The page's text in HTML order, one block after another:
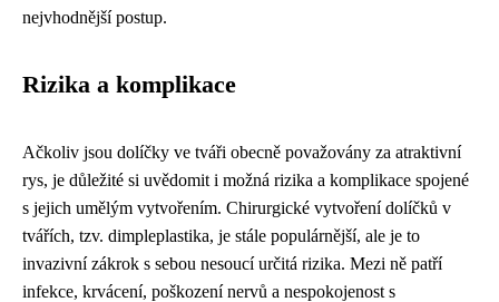
nejvhodnější postup.
Rizika a komplikace
Ačkoliv jsou dolíčky ve tváři obecně považovány za atraktivní
rys, je důležité si uvědomit i možná rizika a komplikace spojené
s jejich umělým vytvořením. Chirurgické vytvoření dolíčků v
tvářích, tzv. dimpleplastika, je stále populárnější, ale je to
invazivní zákrok s sebou nesoucí určitá rizika. Mezi ně patří
infekce, krvácení, poškození nervů a nespokojenost s